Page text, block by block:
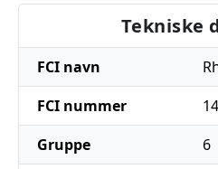
Tekniske
FCI navn
FCI nummer
Gruppe
6